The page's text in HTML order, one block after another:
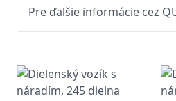
Pre ďalšie informácie cez